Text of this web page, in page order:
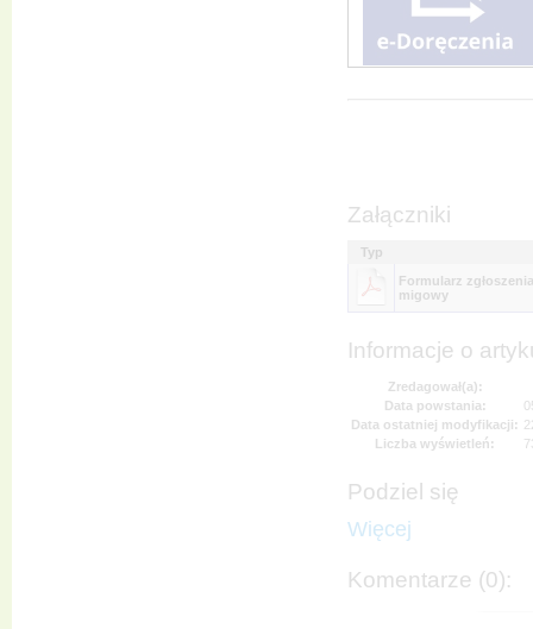
Załączniki
Typ
Formularz
migowy
Informacje o
Zredagował(a):
Data powstania:
Data ostatniej modyfikacji:
Liczba wyświetleń:
Podziel się
Więcej
Komentarze (0):